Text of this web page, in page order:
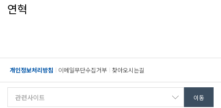
연혁
개인정보처리방침 이메일무단수집거부 찾아오시는길